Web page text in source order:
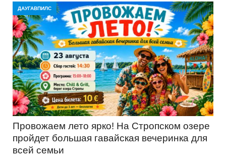
ДАУГАВПИЛС
Провожаем лето ярко! На Стропском озере
пройдет большая гавайская вечеринка для
всей семьи